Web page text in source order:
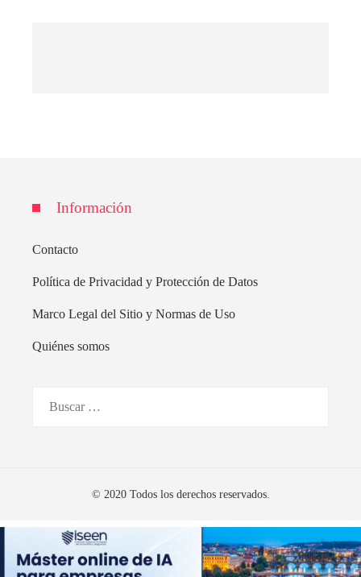
Información
Contacto
Política de Privacidad y Protección de Datos
Marco Legal del Sitio y Normas de Uso
Quiénes somos
© 2020 Todos los derechos reservados.